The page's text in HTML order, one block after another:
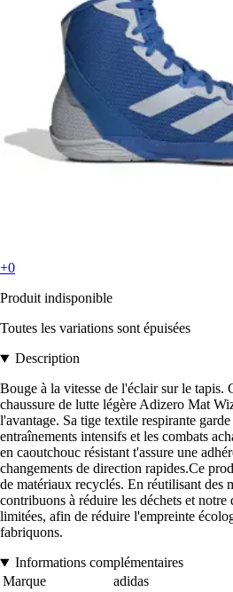
+0
Produit indisponible
Toutes les variations sont épuisées
Description
Bouge à la vitesse de l'éclair sur le tapis.
chaussure de lutte légère Adizero Mat
l'avantage. Sa tige textile respirante
entraînements intensifs et les combats
en caoutchouc résistant t'assure une
changements de direction rapides.Ce
de matériaux recyclés. En réutilisant des
contribuons à réduire les déchets et notre
limitées, afin de réduire l'empreinte
fabriquons.
Informations complémentaires
Marque
adidas